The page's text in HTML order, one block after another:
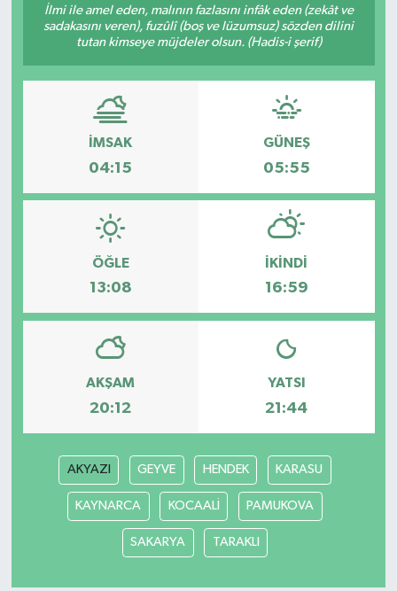
İlmi ile amel eden, malının fazlasını infâk eden (zekât ve
sadakasını veren), fuzûlî (boş ve lüzumsuz) sözden dilini
tutan kimseye müjdeler olsun. (Hadis-i şerif)
İMSAK
04:15
GÜNEŞ
05:55
ÖĞLE
13:08
İKINDI
16:59
AKŞAM
20:12
YATSI
21:44
AKYAZI GEYVE HENDEK KARASU
KAYNARCA KOCAALİ PAMUKOVA
SAKARYA TARAKLI
Gündem
Kültür Sanat
Magazin
Otomobil
Resmî ilanlar
Siyaset
Spor
Tarım ve Ekonomi